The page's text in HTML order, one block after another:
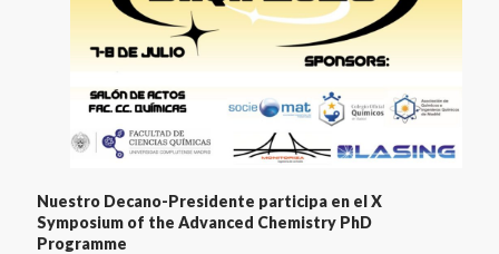
Nuestro Decano-Presidente participa en el X
Symposium of the Advanced Chemistry PhD
Programme